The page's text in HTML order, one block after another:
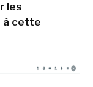
les
à cette